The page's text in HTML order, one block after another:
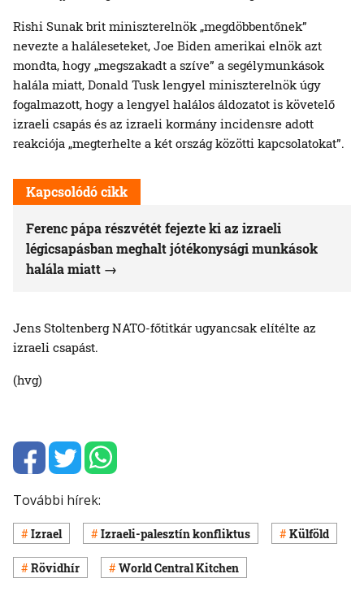
Rishi Sunak brit miniszterelnök „megdöbbentőnek”
nevezte a haláleseteket, Joe Biden amerikai elnök azt
mondta, hogy „megszakadt a szíve” a segélymunkások
halála miatt, Donald Tusk lengyel miniszterelnök úgy
fogalmazott, hogy a lengyel halálos áldozatot is követelő
izraeli csapás és az izraeli kormány incidensre adott
reakciója „megterhelte a két ország közötti kapcsolatokat”.
Kapcsolódó cikk
Ferenc pápa részvétét fejezte ki az izraeli
légicsapásban meghalt jótékonysági munkások
halála miatt
Jens Stoltenberg NATO-főtitkár ugyancsak elítélte az
izraeli csapást.
(hvg)
További hírek:
Izrael Izraeli-palesztín konfliktus Külföld
Rövidhír World Central Kitchen